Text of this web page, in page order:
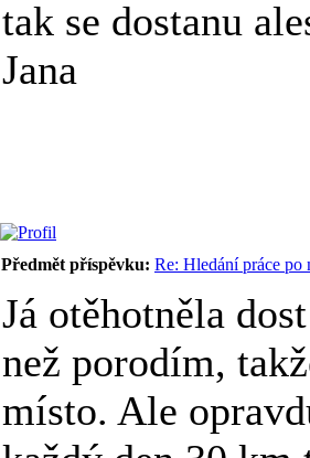
tak se dostanu
Jana
Předmět příspěvku: Re: Hledání práce po
Já otěhotněla
než porodím,
místo. Ale